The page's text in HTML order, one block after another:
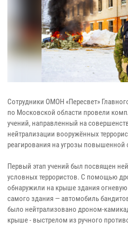
Сотрудники ОМОН «Пересвет»
по Московской области провели
учений, направленный на
нейтрализации вооружённых
реагирования на угрозы повышенной
Первый этап учений был посвящен
условных террористов. С помощью
обнаружили на крыше здания огневую
самого здания — автомобиль
было нейтрализовано дроном-
крыше - выстрелом из ручного